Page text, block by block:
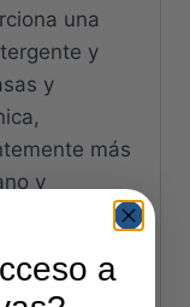
una
y
y
más
y
enbaja y alta
a